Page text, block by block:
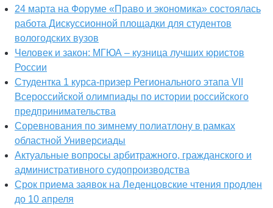
24 марта на Форуме «Право и экономика» состоялась
работа Дискуссионной площадки для студентов
вологодских вузов
Человек и закон: МГЮА – кузница лучших юристов
России
Студентка 1 курса-призер Регионального этапа VII
Всероссийской олимпиады по истории российского
предпринимательства
Соревнования по зимнему полиатлону в рамках
областной Универсиады
Актуальные вопросы арбитражного, гражданского и
административного судопроизводства
Срок приема заявок на Леденцовские чтения продлен
до 10 апреля